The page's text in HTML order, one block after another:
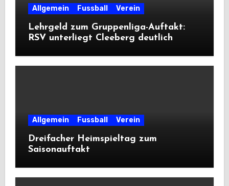
Allgemein Fussball Verein
Lehrgeld zum Gruppenliga-Auftakt:
RSV unterliegt Cleeberg deutlich
Allgemein Fussball Verein
Dreifacher Heimspieltag zum
Saisonauftakt